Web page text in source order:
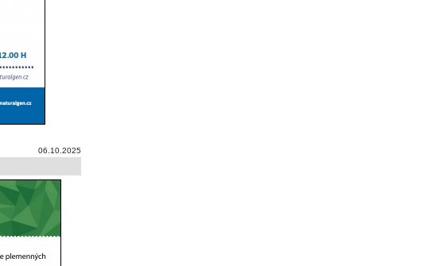
06.10.2025